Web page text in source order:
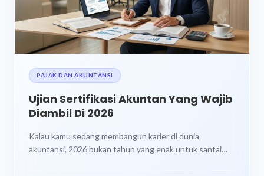
PAJAK DAN AKUNTANSI
Ujian Sertifikasi Akuntan Yang Wajib
Diambil Di 2026
Kalau kamu sedang membangun karier di dunia
akuntansi, 2026 bukan tahun yang enak untuk santai